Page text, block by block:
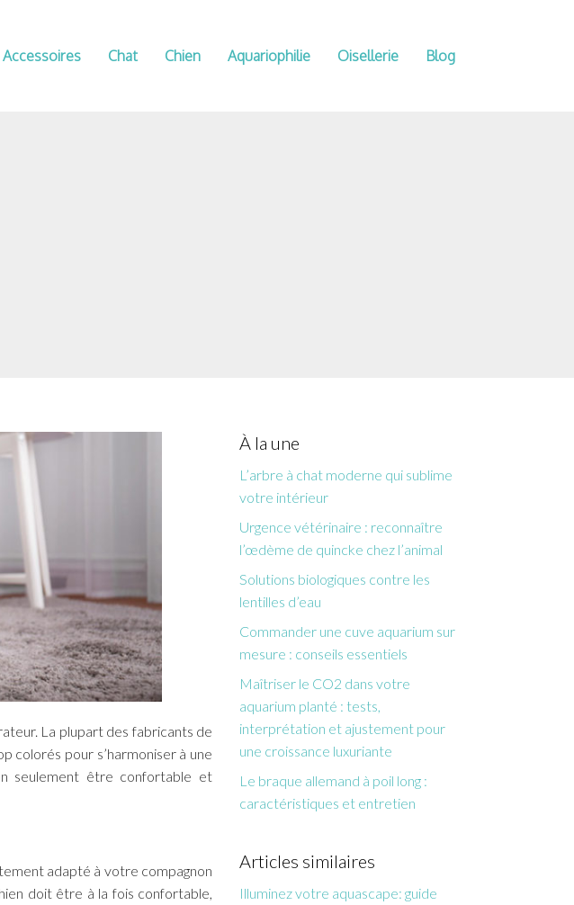
Accessoires Chat Chien Aquariophilie Oisellerie Blog
La plupart des fabricants de
colorés pour s’harmoniser à une
seulement être confortable et
adapté à votre compagnon
doit être à la fois confortable,
À la une
L’arbre à chat moderne qui sublime
votre intérieur
Urgence vétérinaire : reconnaître
l’œdème de quincke chez l’animal
Solutions biologiques contre les
lentilles d’eau
Commander une cuve aquarium sur
mesure : conseils essentiels
Maîtriser le CO2 dans votre
aquarium planté : tests,
interprétation et ajustement pour
une croissance luxuriante
Le braque allemand à poil long :
caractéristiques et entretien
Articles similaires
Illuminez votre aquascape: guide